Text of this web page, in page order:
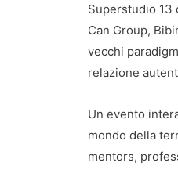
Superstudio 13
Can Group,
vecchi
relazione
Un evento
mondo della
mentors,